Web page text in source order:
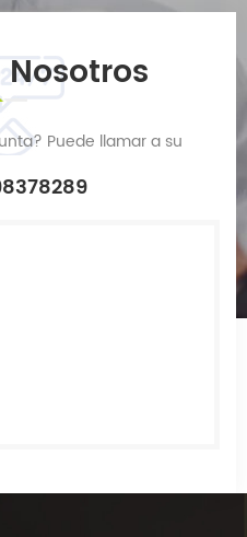
Nosotros
Puede llamar a su